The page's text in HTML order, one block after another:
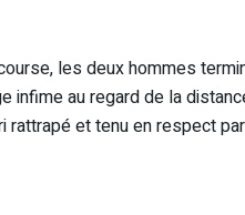
les deux hommes
infime au regard de la
rattrapé et tenu en respect